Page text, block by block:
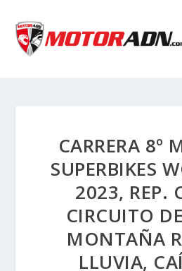
CARRERA 8º
SUPERBIKES
2023, REP.
CIRCUITO
MONTAÑA
LLUVIA,